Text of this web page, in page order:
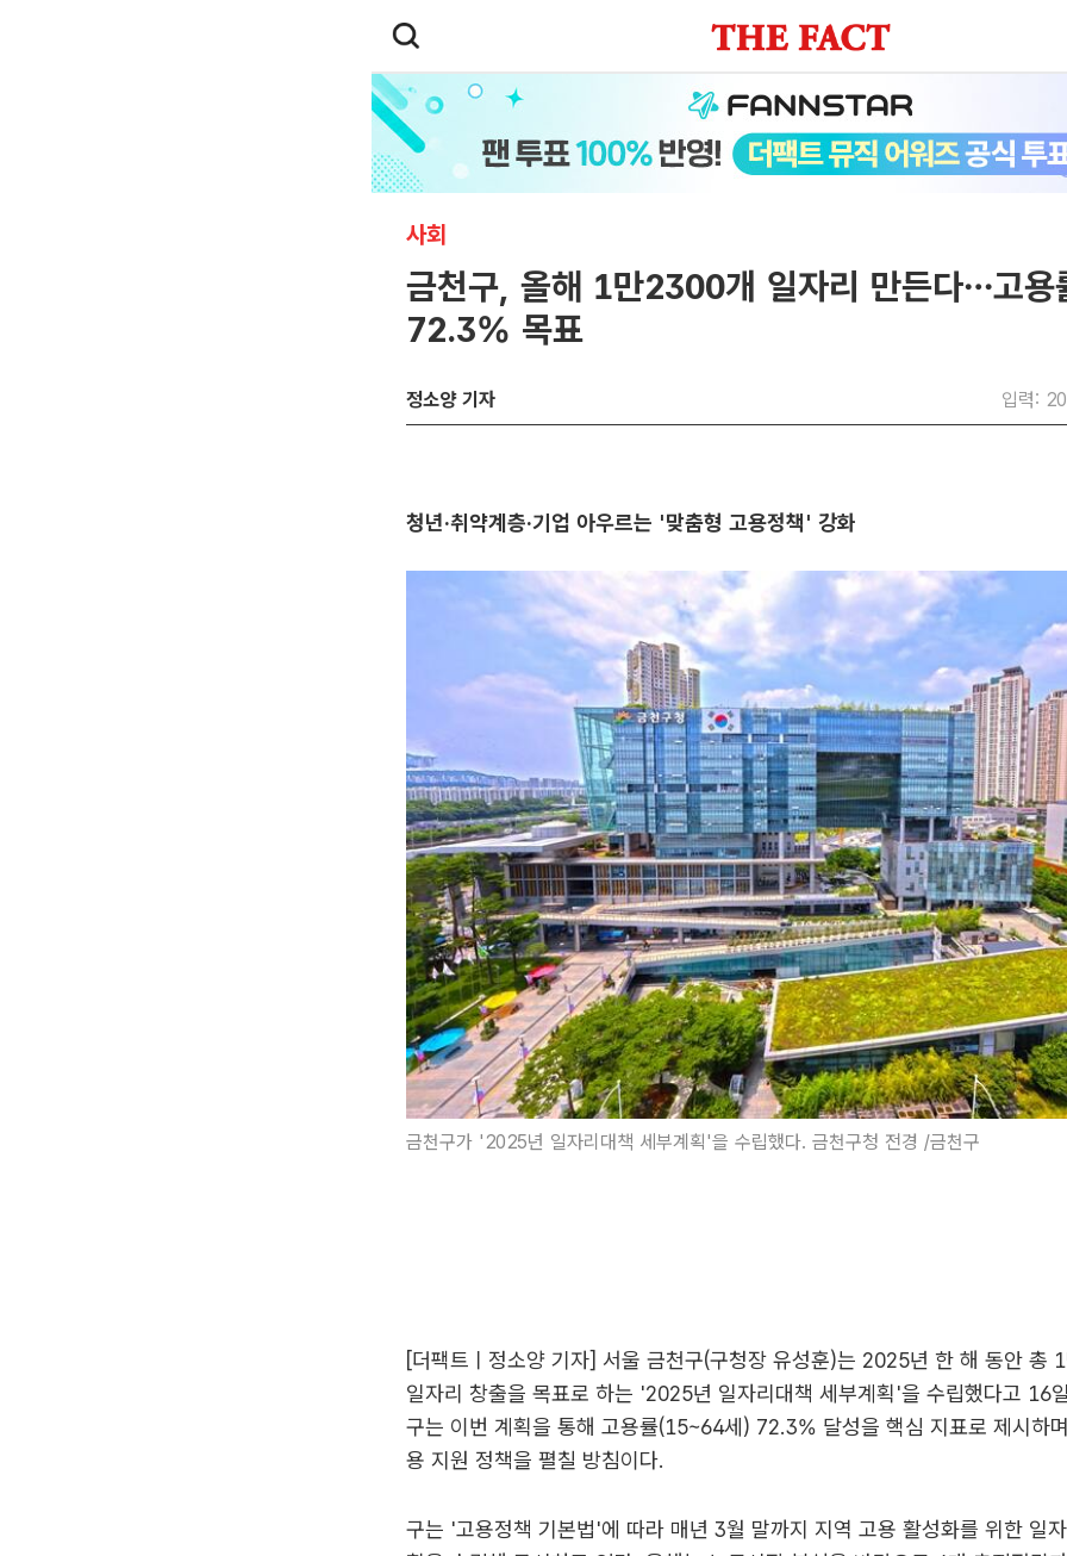
사회
금천구, 올해 1만2300개 일자리 만든다…고용
72.3% 목표
정소양 기자 입력:
청년·취약계층·기업 아우르는 '맞춤형 고용정책' 강화
금천구가 '2025년 일자리대책 세부계획'을 수립했다. 금천구청 전경 /금천구
[더팩트ㅣ정소양 기자] 서울 금천구(구청장 유성훈)는 2025년 한 해 동안 총
일자리 창출을 목표로 하는 '2025년 일자리대책 세부계획'을 수립했다고 16
구는 이번 계획을 통해 고용률(15~64세) 72.3% 달성을 핵심 지표로 제시하
용 지원 정책을 펼칠 방침이다.
구는 '고용정책 기본법'에 따라 매년 3월 말까지 지역 고용 활성화를 위한 일